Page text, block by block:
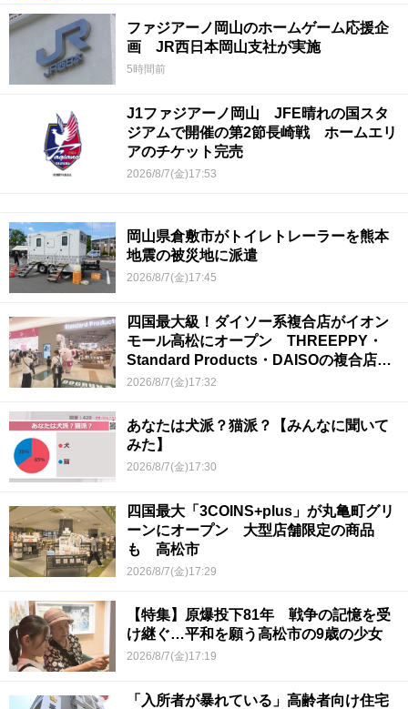
ファジアーノ岡山のホームゲーム応援企
画 JR西日本岡山支社が実施
5時間前
J1ファジアーノ岡山 JFE晴れの国スタ
ジアムで開催の第2節長崎戦 ホームエリ
アのチケット完売
2026/8/7(金)17:53
岡山県倉敷市がトイレトレーラーを熊本
地震の被災地に派遣
2026/8/7(金)17:45
四国最大級！ダイソー系複合店がイオン
モール高松にオープン THREEPPY・
Standard Products・DAISOの複合店は
香川県初
2026/8/7(金)17:32
あなたは犬派？猫派？【みんなに聞いて
みた】
2026/8/7(金)17:30
四国最大「3COINS+plus」が丸亀町グリ
ーンにオープン 大型店舗限定の商品
も 高松市
2026/8/7(金)17:29
【特集】原爆投下81年 戦争の記憶を受
け継ぐ…平和を願う高松市の9歳の少女
2026/8/7(金)17:19
「入所者が暴れている」高齢者向け住宅